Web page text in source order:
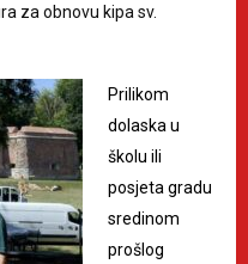
za obnovu kipa sv.
Prilikom
dolaska u
školu ili
posjeta gradu
sredinom
prošlog